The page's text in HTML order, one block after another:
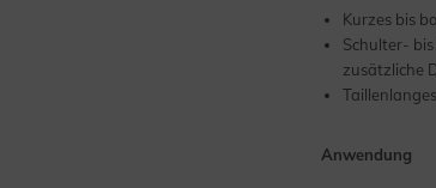
Kurzes bis
Schulter-
zusätzliche
Anwendung